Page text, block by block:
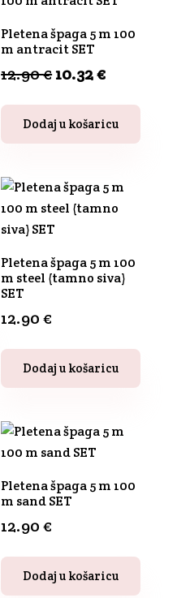
Pletena špaga 5 m 100
m antracit SET
12.90€Izvorna
bila
je:
10.32€
10.32 €.
Dodaj u košaricu
Pletena špaga 5 m 100
m steel (tamno siva)
SET
12.90€
Dodaj u košaricu
Pletena špaga 5 m 100
m sand SET
12.90€
Dodaj u košaricu